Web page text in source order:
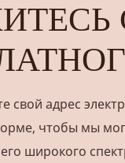
свой адрес
чтобы мы
широкого